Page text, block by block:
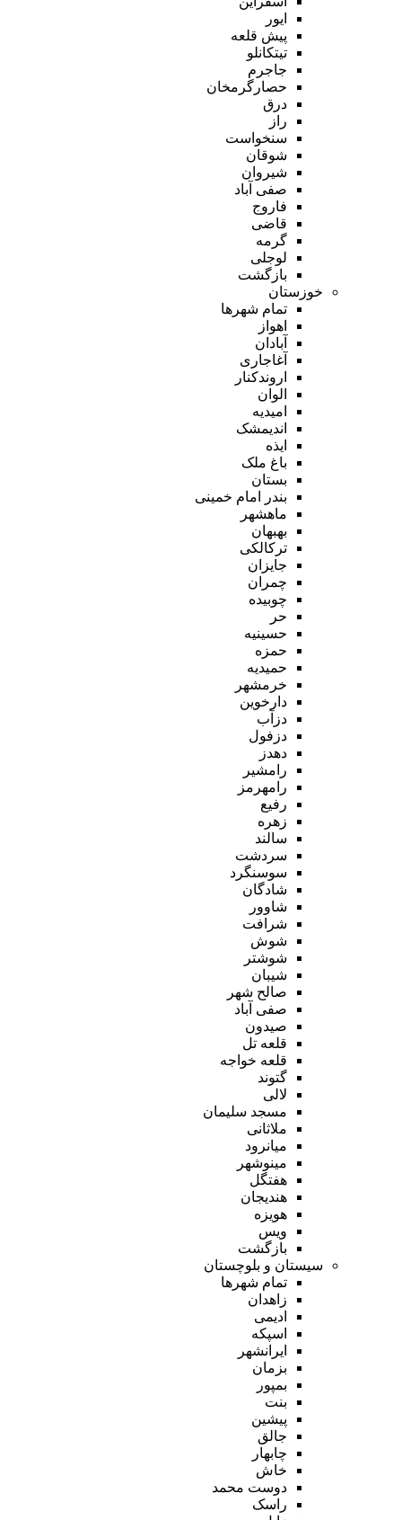
ایور
پیش قلعه
تیتکانلو
جاجرم
حصارگرمخان
درق
راز
سنخواست
شوقان
شیروان
صفی آباد
فاروج
قاضی
گرمه
لوجلی
بازگشت
خوزستان
تمام شهر‌ها
اهواز
آبادان
آغاجاری
اروندکنار
الوان
امیدیه
اندیمشک
ایذه
باغ ملک
بستان
بندر امام خمینی
ماهشهر
بهبهان
ترکالکی
جایزان
چمران
چوبیده
حر
حسینیه
حمزه
حمیدیه
خرمشهر
دارخوین
دزآب
دزفول
دهدز
رامشیر
رامهرمز
رفیع
زهره
سالند
سردشت
سوسنگرد
شادگان
شاوور
شرافت
شوش
شوشتر
شیبان
صالح شهر
صفی آباد
صیدون
قلعه تل
قلعه خواجه
گتوند
لالی
مسجد سلیمان
ملاثانی
میانرود
مینوشهر
هفتگل
هندیجان
هویزه
ویس
بازگشت
سیستان و بلوچستان
تمام شهر‌ها
زاهدان
ادیمی
اسپکه
ایرانشهر
بزمان
بمپور
بنت
پیشین
جالق
چابهار
خاش
دوست محمد
راسک